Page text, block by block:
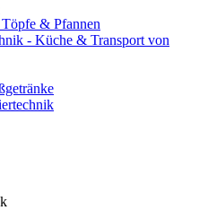
& Pfannen
- Küche & Transport von